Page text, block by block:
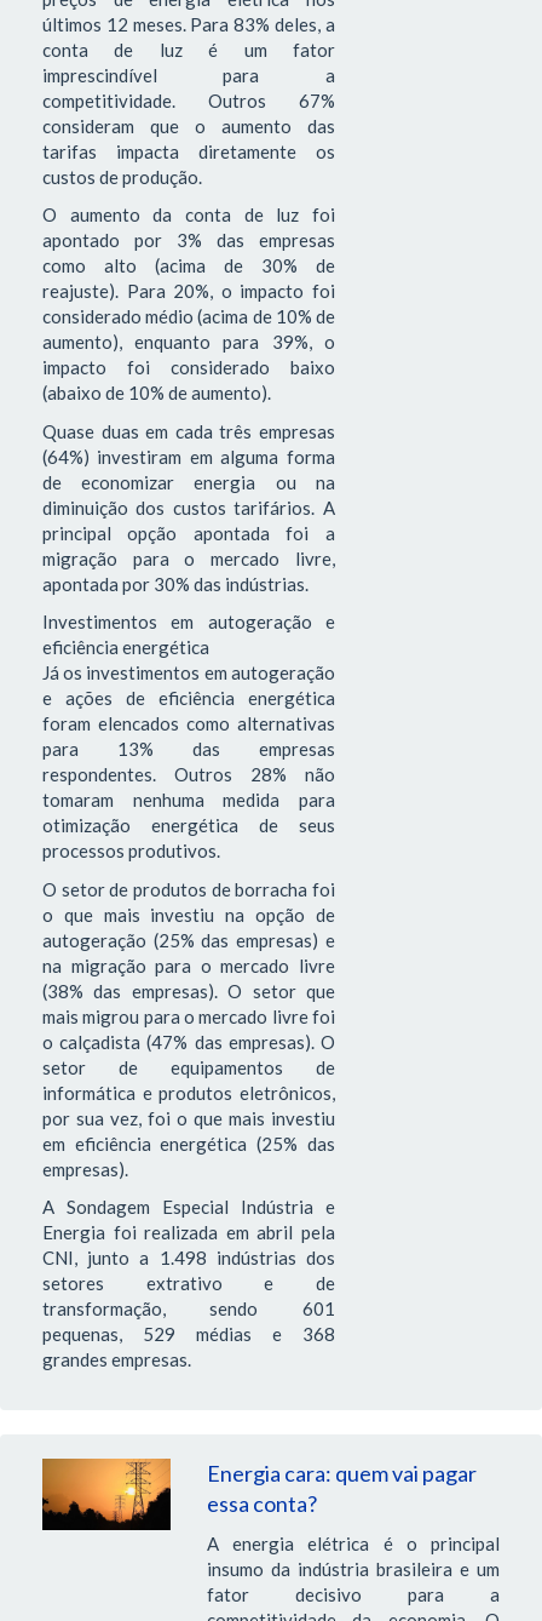
últimos 12 meses. Para 83% deles, a
conta de luz é um fator
imprescindível para a
competitividade. Outros 67%
consideram que o aumento das
tarifas impacta diretamente os
custos de produção.
O aumento da conta de luz foi
apontado por 3% das empresas
como alto (acima de 30% de
reajuste). Para 20%, o impacto foi
considerado médio (acima de 10% de
aumento), enquanto para 39%, o
impacto foi considerado baixo
(abaixo de 10% de aumento).
Quase duas em cada três empresas
(64%) investiram em alguma forma
de economizar energia ou na
diminuição dos custos tarifários. A
principal opção apontada foi a
migração para o mercado livre,
apontada por 30% das indústrias.
Investimentos em autogeração e
eficiência energética
Já os investimentos em autogeração
e ações de eficiência energética
foram elencados como alternativas
para 13% das empresas
respondentes. Outros 28% não
tomaram nenhuma medida para
otimização energética de seus
processos produtivos.
O setor de produtos de borracha foi
o que mais investiu na opção de
autogeração (25% das empresas) e
na migração para o mercado livre
(38% das empresas). O setor que
mais migrou para o mercado livre foi
o calçadista (47% das empresas). O
setor de equipamentos de
informática e produtos eletrônicos,
por sua vez, foi o que mais investiu
em eficiência energética (25% das
empresas).
A Sondagem Especial Indústria e
Energia foi realizada em abril pela
CNI, junto a 1.498 indústrias dos
setores extrativo e de
transformação, sendo 601
pequenas, 529 médias e 368
grandes empresas.
Energia cara: quem vai pagar
essa conta?
A energia elétrica é o principal
insumo da indústria brasileira e um
fator decisivo para a